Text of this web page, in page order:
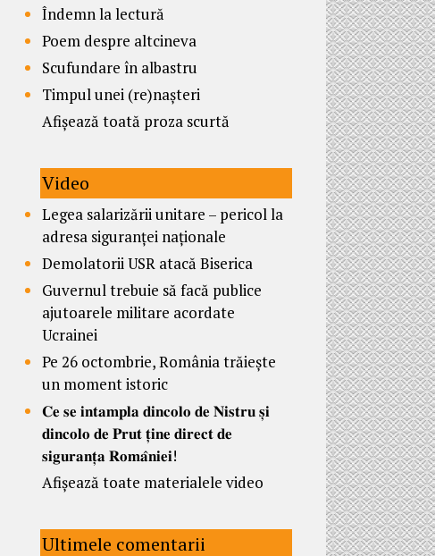
Îndemn la lectură
Poem despre altcineva
Scufundare în albastru
Timpul unei (re)nașteri
Afișează toată proza scurtă
Video
Legea salarizării unitare – pericol la
adresa siguranței naționale
Demolatorii USR atacă Biserica
Guvernul trebuie să facă publice
ajutoarele militare acordate
Ucrainei
Pe 26 octombrie, România trăiește
un moment istoric
𝐂𝐞 𝐬𝐞 𝐢𝐧𝐭𝐚𝐦𝐩𝐥𝐚 𝐝𝐢𝐧𝐜𝐨𝐥𝐨 𝐝𝐞 𝐍𝐢𝐬𝐭𝐫𝐮 𝐬̦𝐢
𝐝𝐢𝐧𝐜𝐨𝐥𝐨 𝐝𝐞 𝐏𝐫𝐮𝐭 𝐭̦𝐢𝐧𝐞 𝐝𝐢𝐫𝐞𝐜𝐭 𝐝𝐞
𝐬𝐢𝐠𝐮𝐫𝐚𝐧𝐭̦𝐚 𝐑𝐨𝐦𝐚̂𝐧𝐢𝐞𝐢!
Afișează toate materialele video
Ultimele comentarii